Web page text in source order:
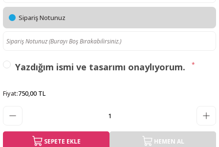
Sipariş Notunuz
Yazdığım ismi ve tasarımı onaylıyorum. *
Fiyat:750,00 TL
SEPETE EKLE HEMEN AL